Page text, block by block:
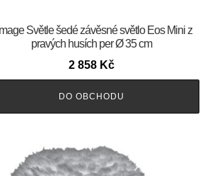
Světle šedé závěsné světlo Eos Mini z
pravých husích per Ø 35 cm
2 858 Kč
DO OBCHODU